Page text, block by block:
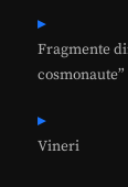
Fragmente
cosmonaute”
Vineri